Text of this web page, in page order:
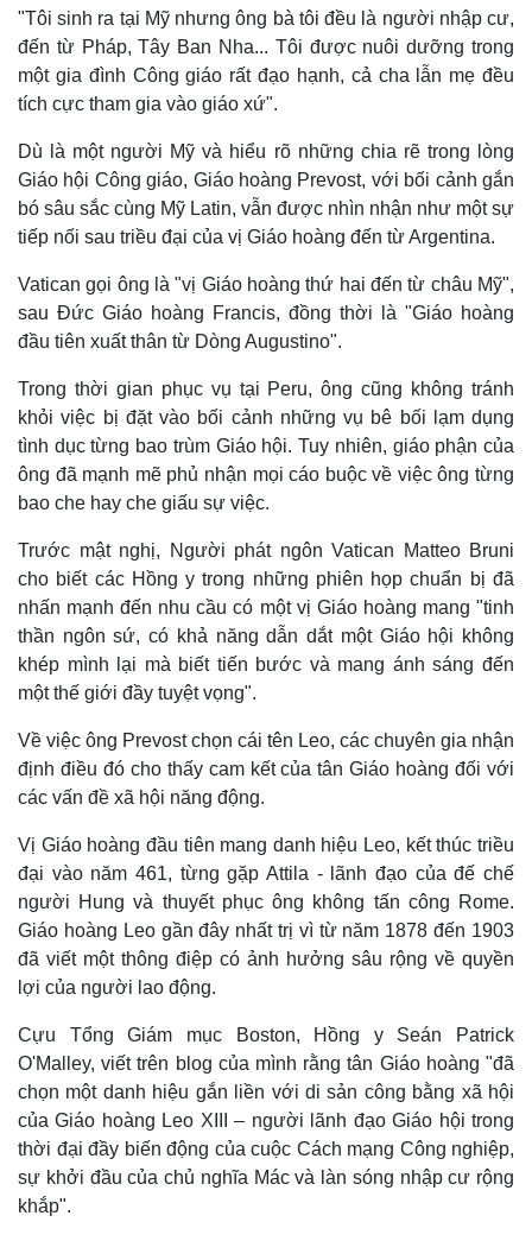
Vụ án
Tin nóng
Tư vấn luật
Vũ khí
Việt Nam
Phân tích
"Tôi sinh ra tại Mỹ nhưng ông bà tôi đều là người nhập cư,
đến từ Pháp, Tây Ban Nha... Tôi được nuôi dưỡng trong
một gia đình Công giáo rất đạo hạnh, cả cha lẫn mẹ đều
tích cực tham gia vào giáo xứ".
Dù là một người Mỹ và hiểu rõ những chia rẽ trong lòng
Giáo hội Công giáo, Giáo hoàng Prevost, với bối cảnh gắn
bó sâu sắc cùng Mỹ Latin, vẫn được nhìn nhận như một sự
tiếp nối sau triều đại của vị Giáo hoàng đến từ Argentina.
Vatican gọi ông là "vị Giáo hoàng thứ hai đến từ châu Mỹ",
sau Đức Giáo hoàng Francis, đồng thời là "Giáo hoàng
đầu tiên xuất thân từ Dòng Augustino".
Trong thời gian phục vụ tại Peru, ông cũng không tránh
khỏi việc bị đặt vào bối cảnh những vụ bê bối lạm dụng
tình dục từng bao trùm Giáo hội. Tuy nhiên, giáo phận của
ông đã mạnh mẽ phủ nhận mọi cáo buộc về việc ông từng
bao che hay che giấu sự việc.
Trước mật nghị, Người phát ngôn Vatican Matteo Bruni
cho biết các Hồng y trong những phiên họp chuẩn bị đã
nhấn mạnh đến nhu cầu có một vị Giáo hoàng mang "tinh
thần ngôn sứ, có khả năng dẫn dắt một Giáo hội không
khép mình lại mà biết tiến bước và mang ánh sáng đến
một thế giới đầy tuyệt vọng".
Về việc ông Prevost chọn cái tên Leo, các chuyên gia nhận
định điều đó cho thấy cam kết của tân Giáo hoàng đối với
các vấn đề xã hội năng động.
Vị Giáo hoàng đầu tiên mang danh hiệu Leo, kết thúc triều
đại vào năm 461, từng gặp Attila - lãnh đạo của đế chế
người Hung và thuyết phục ông không tấn công Rome.
Giáo hoàng Leo gần đây nhất trị vì từ năm 1878 đến 1903
đã viết một thông điệp có ảnh hưởng sâu rộng về quyền
lợi của người lao động.
Cựu Tổng Giám mục Boston, Hồng y Seán Patrick
O'Malley, viết trên blog của mình rằng tân Giáo hoàng "đã
chọn một danh hiệu gắn liền với di sản công bằng xã hội
của Giáo hoàng Leo XIII – người lãnh đạo Giáo hội trong
thời đại đầy biến động của cuộc Cách mạng Công nghiệp,
sự khởi đầu của chủ nghĩa Mác và làn sóng nhập cư rộng
khắp".